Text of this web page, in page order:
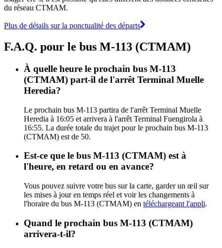
du réseau CTMAM.
Plus de détails sur la ponctualité des départs
F.A.Q. pour le bus M-113 (CTMAM)
À quelle heure le prochain bus M-113
(CTMAM) part-il de l'arrêt Terminal Muelle
Heredia?
Le prochain bus M-113 partira de l'arrêt Terminal Muelle
Heredia à 16:05 et arrivera à l'arrêt Terminal Fuengirola à
16:55. La durée totale du trajet pour le prochain bus M-113
(CTMAM) est de 50.
Est-ce que le bus M-113 (CTMAM) est à
l'heure, en retard ou en avance?
Vous pouvez suivre votre bus sur la carte, garder un œil sur
les mises à jour en temps réel et voir les changements à
l'horaire du bus M-113 (CTMAM) en téléchargeant l'appli.
Quand le prochain bus M-113 (CTMAM)
arrivera-t-il?